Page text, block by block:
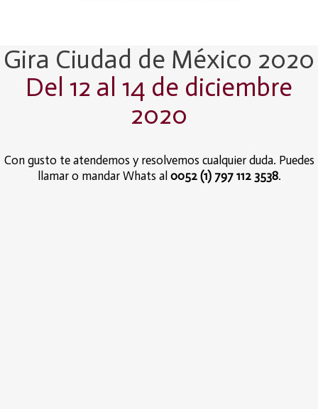
Gira Ciudad de México 2020
Del 12 al 14 de diciembre
2020
Con gusto te atendemos y resolvemos cualquier duda. Puedes
llamar o mandar Whats al 0052 (1) 797 112 3538.